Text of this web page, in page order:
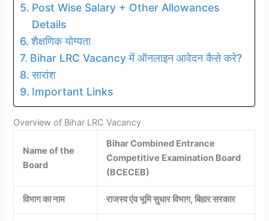
Post Wise Salary + Other Allowances
Details
शैक्षणिक योग्यता
Bihar LRC Vacancy में ऑनलाइन आवेदन कैसे करे?
सारांश
Important Links
Overview of Bihar LRC Vacancy
Name of the
Board
Bihar Combined Entrance
Competitive Examination Board
(BCECEB)
विभाग का नाम राजस्व एंव भूमि सुधार विभाग, बिहार सरकार